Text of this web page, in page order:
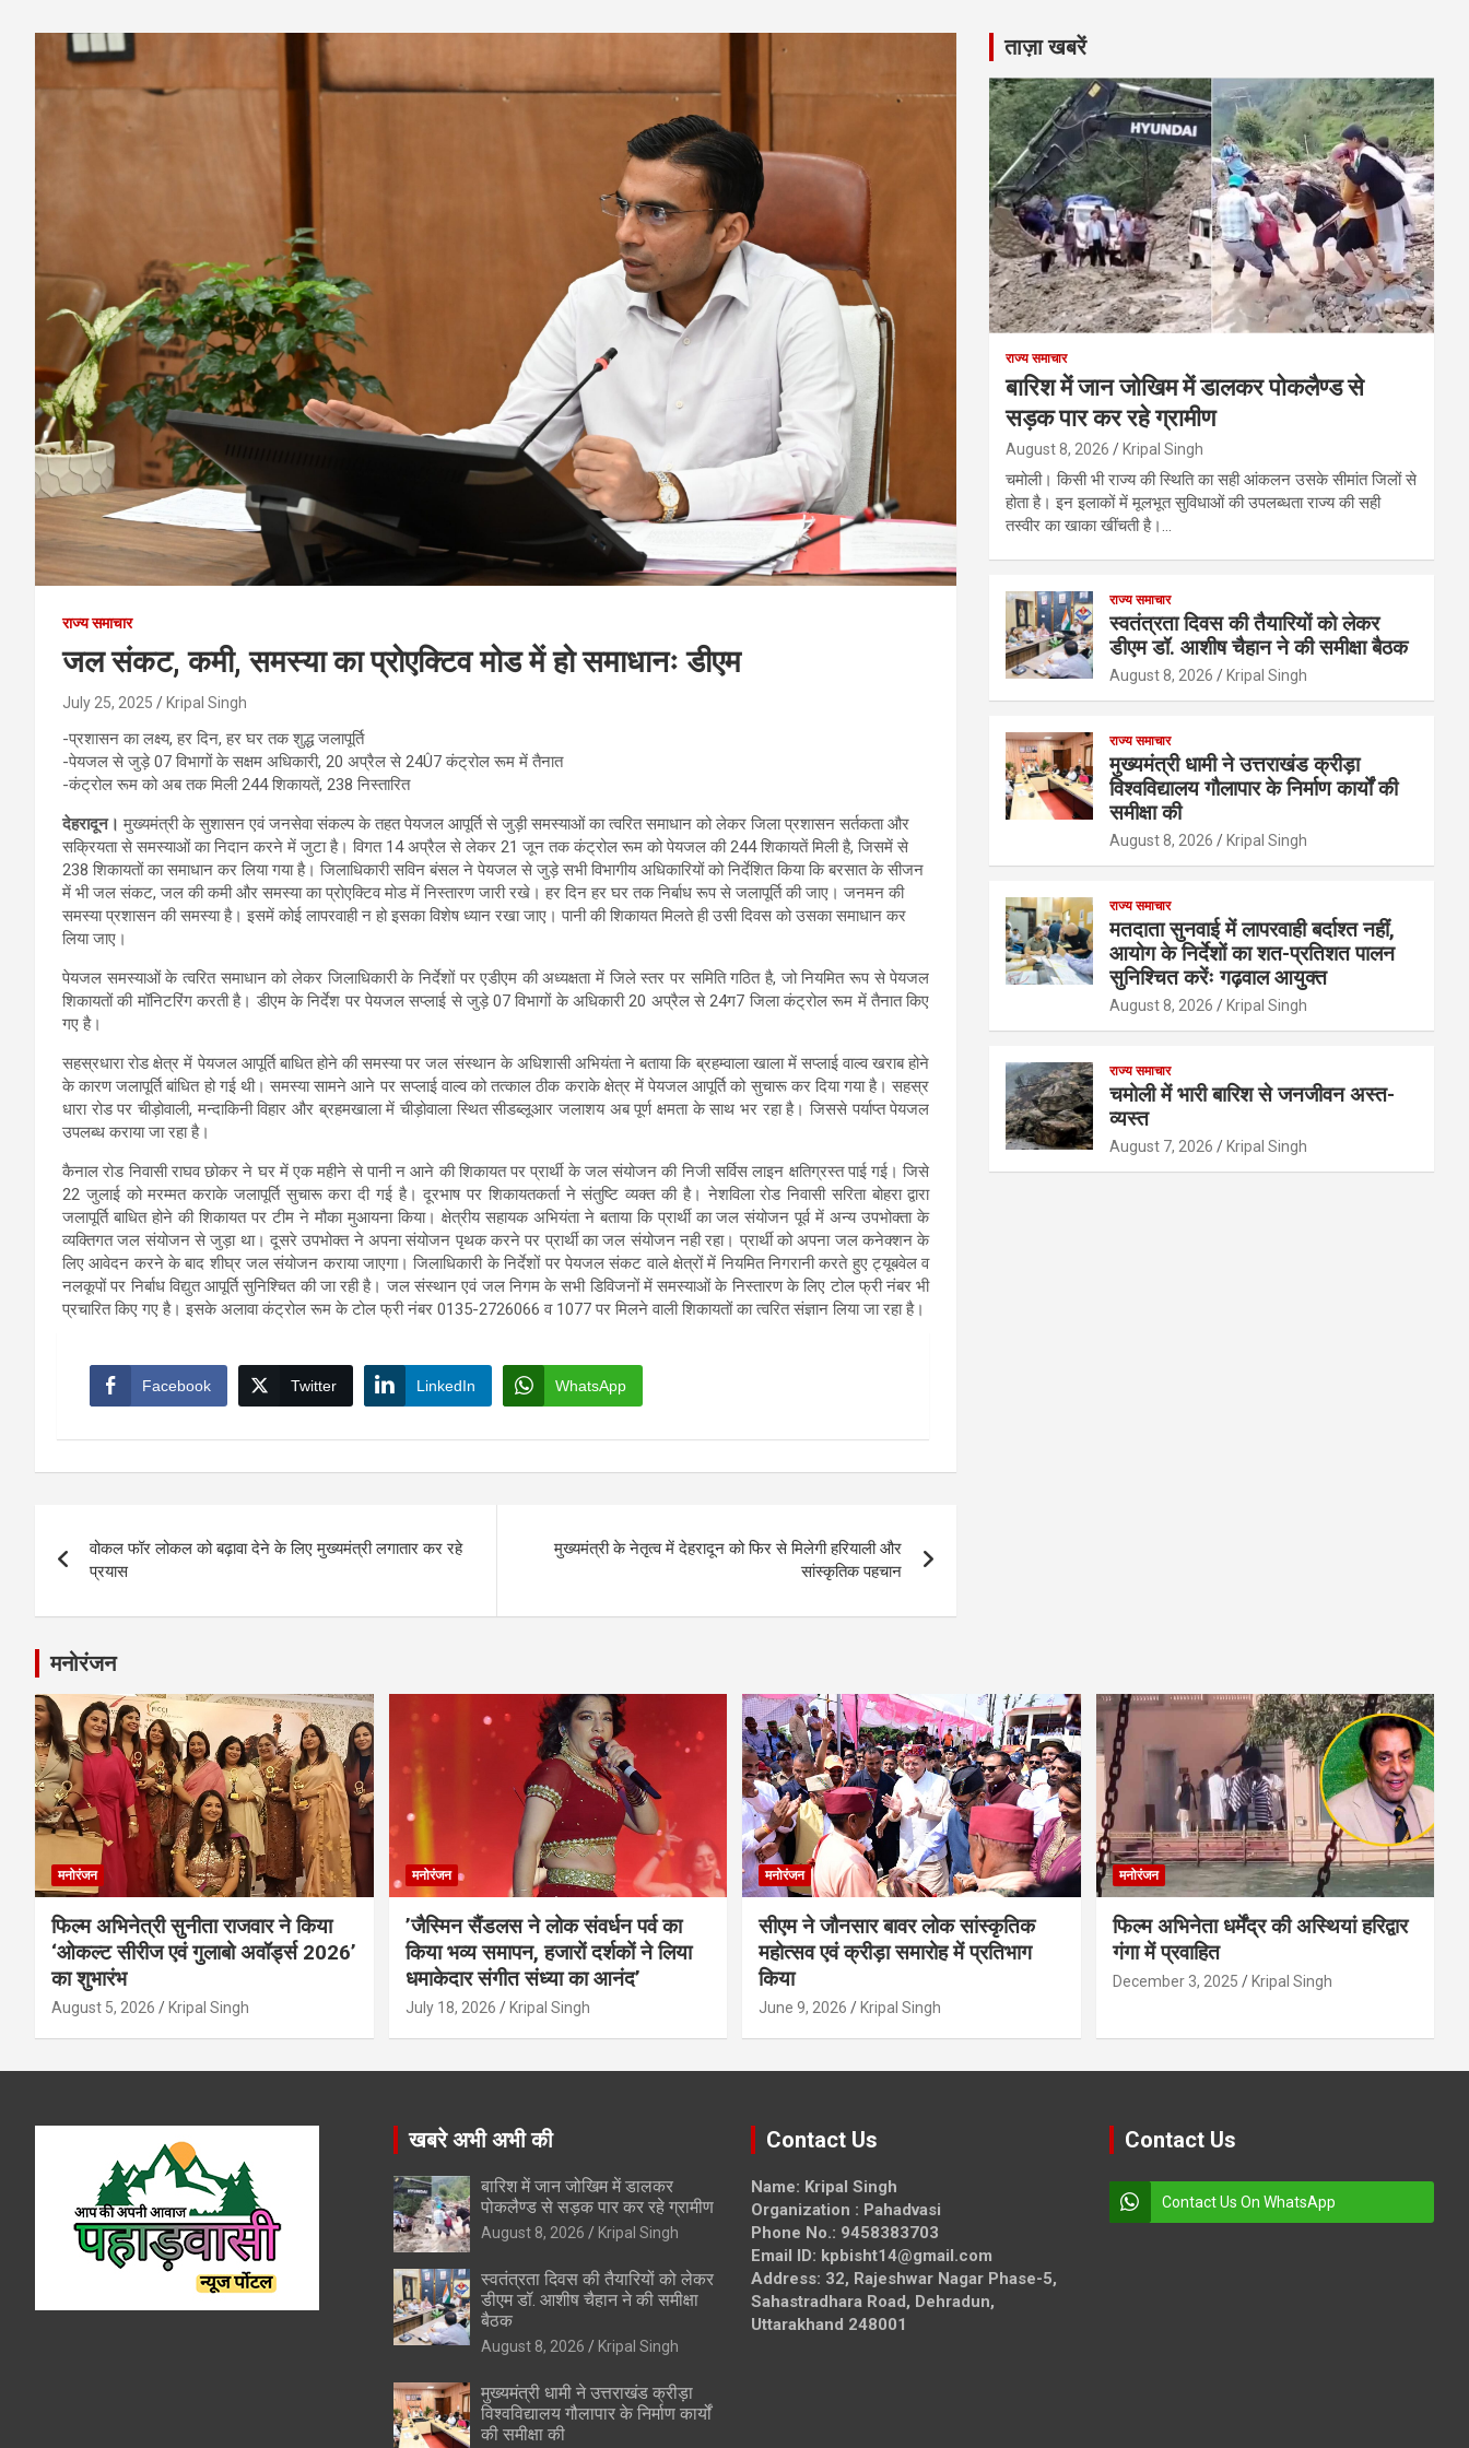
राज्य समाचार
जल संकट, कमी, समस्या का प्रोएक्टिव मोड में हो समाधानः डीएम
July 25, 2025 Kripal Singh
-प्रशासन का लक्ष्य, हर दिन, हर घर तक शुद्ध जलापूर्ति
-पेयजल से जुड़े 07 विभागों के सक्षम अधिकारी, 20 अप्रैल से 24Û7 कंट्रोल रूम में तैनात
-कंट्रोल रूम को अब तक मिली 244 शिकायतें, 238 निस्तारित
देहरादून। मुख्यमंत्री के सुशासन एवं जनसेवा संकल्प के तहत पेयजल आपूर्ति से जुड़ी समस्याओं का त्वरित समाधान को लेकर जिला प्रशासन सर्तकता और
सक्रियता से समस्याओं का निदान करने में जुटा है। विगत 14 अप्रैल से लेकर 21 जून तक कंट्रोल रूम को पेयजल की 244 शिकायतें मिली है, जिसमें से
238 शिकायतों का समाधान कर लिया गया है। जिलाधिकारी सविन बंसल ने पेयजल से जुड़े सभी विभागीय अधिकारियों को निर्देशित किया कि बरसात के सीजन
में भी जल संकट, जल की कमी और समस्या का प्रोएक्टिव मोड में निस्तारण जारी रखे। हर दिन हर घर तक निर्बाध रूप से जलापूर्ति की जाए। जनमन की
समस्या प्रशासन की समस्या है। इसमें कोई लापरवाही न हो इसका विशेष ध्यान रखा जाए। पानी की शिकायत मिलते ही उसी दिवस को उसका समाधान कर
लिया जाए।
पेयजल समस्याओं के त्वरित समाधान को लेकर जिलाधिकारी के निर्देशों पर एडीएम की अध्यक्षता में जिले स्तर पर समिति गठित है, जो नियमित रूप से पेयजल
शिकायतों की मॉनिटरिंग करती है। डीएम के निर्देश पर पेयजल सप्लाई से जुड़े 07 विभागों के अधिकारी 20 अप्रैल से 24ग7 जिला कंट्रोल रूम में तैनात किए
गए है।
सहस्रधारा रोड क्षेत्र में पेयजल आपूर्ति बाधित होने की समस्या पर जल संस्थान के अधिशासी अभियंता ने बताया कि ब्रहम्वाला खाला में सप्लाई वाल्व खराब होने
के कारण जलापूर्ति बांधित हो गई थी। समस्या सामने आने पर सप्लाई वाल्व को तत्काल ठीक कराके क्षेत्र में पेयजल आपूर्ति को सुचारू कर दिया गया है। सहस्र
धारा रोड पर चीड़ोवाली, मन्दाकिनी विहार और ब्रहमखाला में चीड़ोवाला स्थित सीडब्लूआर जलाशय अब पूर्ण क्षमता के साथ भर रहा है। जिससे पर्याप्त पेयजल
उपलब्ध कराया जा रहा है।
कैनाल रोड निवासी राघव छोकर ने घर में एक महीने से पानी न आने की शिकायत पर प्रार्थी के जल संयोजन की निजी सर्विस लाइन क्षतिग्रस्त पाई गई। जिसे
22 जुलाई को मरम्मत कराके जलापूर्ति सुचारू करा दी गई है। दूरभाष पर शिकायतकर्ता ने संतुष्टि व्यक्त की है। नेशविला रोड निवासी सरिता बोहरा द्वारा
जलापूर्ति बाधित होने की शिकायत पर टीम ने मौका मुआयना किया। क्षेत्रीय सहायक अभियंता ने बताया कि प्रार्थी का जल संयोजन पूर्व में अन्य उपभोक्ता के
व्यक्तिगत जल संयोजन से जुड़ा था। दूसरे उपभोक्त ने अपना संयोजन पृथक करने पर प्रार्थी का जल संयोजन नही रहा। प्रार्थी को अपना जल कनेक्शन के
लिए आवेदन करने के बाद शीघ्र जल संयोजन कराया जाएगा। जिलाधिकारी के निर्देशों पर पेयजल संकट वाले क्षेत्रों में नियमित निगरानी करते हुए ट्यूबवेल व
नलकूपों पर निर्बाध विद्युत आपूर्ति सुनिश्चित की जा रही है। जल संस्थान एवं जल निगम के सभी डिविजनों में समस्याओं के निस्तारण के लिए टोल फ्री नंबर भी
प्रचारित किए गए है। इसके अलावा कंट्रोल रूम के टोल फ्री नंबर 0135-2726066 व 1077 पर मिलने वाली शिकायतों का त्वरित संज्ञान लिया जा रहा है।
Facebook Twitter LinkedIn WhatsApp
navigation
वोकल फॉर लोकल को बढ़ावा देने के लिए मुख्यमंत्री लगातार कर रहे
प्रयास
मुख्यमंत्री के नेतृत्व में देहरादून को फिर से मिलेगी हरियाली और
सांस्कृतिक पहचान
ताज़ा खबरें
राज्य समाचार
बारिश में जान जोखिम में डालकर पोकलैण्ड से
सड़क पार कर रहे ग्रामीण
August 8, 2026 Kripal Singh
चमोली। किसी भी राज्य की स्थिति का सही आंकलन उसके सीमांत जिलों से
होता है। इन इलाकों में मूलभूत सुविधाओं की उपलब्धता राज्य की सही
तस्वीर का खाका खींचती है।…
राज्य समाचार
स्वतंत्रता दिवस की तैयारियों को लेकर
डीएम डॉ. आशीष चैहान ने की समीक्षा बैठक
August 8, 2026 Kripal Singh
राज्य समाचार
मुख्यमंत्री धामी ने उत्तराखंड क्रीड़ा
विश्वविद्यालय गौलापार के निर्माण कार्यों की
समीक्षा की
August 8, 2026 Kripal Singh
राज्य समाचार
मतदाता सुनवाई में लापरवाही बर्दाश्त नहीं,
आयोग के निर्देशों का शत-प्रतिशत पालन
सुनिश्चित करेंः गढ़वाल आयुक्त
August 8, 2026 Kripal Singh
राज्य समाचार
चमोली में भारी बारिश से जनजीवन अस्त-
व्यस्त
August 7, 2026 Kripal Singh
मनोरंजन
मनोरंजन
फिल्म अभिनेत्री सुनीता राजवार ने किया
‘ओकल्ट सीरीज एवं गुलाबो अवॉर्ड्स 2026’
का शुभारंभ
August 5, 2026 Kripal Singh
मनोरंजन
’जैस्मिन सैंडलस ने लोक संवर्धन पर्व का
किया भव्य समापन, हजारों दर्शकों ने लिया
धमाकेदार संगीत संध्या का आनंद’
July 18, 2026 Kripal Singh
मनोरंजन
सीएम ने जौनसार बावर लोक सांस्कृतिक
महोत्सव एवं क्रीड़ा समारोह में प्रतिभाग
किया
June 9, 2026 Kripal Singh
मनोरंजन
फिल्म अभिनेता धर्मेंद्र की अस्थियां हरिद्वार
गंगा में प्रवाहित
December 3, 2025 Kripal Singh
खबरे अभी अभी की
बारिश में जान जोखिम में डालकर
पोकलैण्ड से सड़क पार कर रहे ग्रामीण
August 8, 2026 Kripal Singh
स्वतंत्रता दिवस की तैयारियों को लेकर
डीएम डॉ. आशीष चैहान ने की समीक्षा
बैठक
August 8, 2026 Kripal Singh
मुख्यमंत्री धामी ने उत्तराखंड क्रीड़ा
विश्वविद्यालय गौलापार के निर्माण कार्यों
की समीक्षा की
Contact Us
Name: Kripal Singh
Organization : Pahadvasi
Phone No.: 9458383703
Email ID: kpbisht14@gmail.com
Address: 32, Rajeshwar Nagar Phase-5,
Sahastradhara Road, Dehradun,
Uttarakhand 248001
Contact Us
Contact Us On WhatsApp